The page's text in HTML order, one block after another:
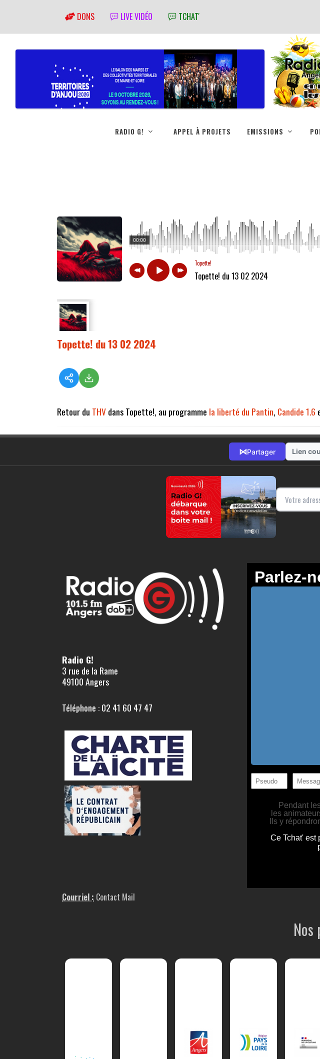
DONS LIVE VIDÉO TCHAT'
RADIO G! APPEL À PROJETS EMISSIONS
00:00
Topette!
Topette! du 13 02 2024
Topette! du 13 02 2024
Retour du THVdans Topette!, au programme la liberté du Pantin, Candide 1.6
⋈Partager Lien
Radio G!
3 rue de la Rame
49100 Angers
Téléphone : 02 41 60 47 47
Courriel : Contact Mail